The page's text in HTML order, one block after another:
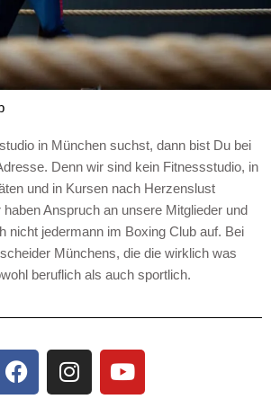
in München suchst, dann bist Du bei
Denn wir sind kein Fitnessstudio, in
und in Kursen nach Herzenslust
Anspruch an unsere Mitglieder und
nicht jedermann im Boxing Club auf. Bei
Münchens, die die wirklich was
beruflich als auch sportlich.
F
a
I
n
Y
o